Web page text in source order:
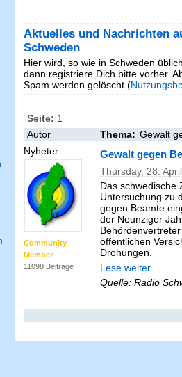
Aktuelles und Nachrichten
Schweden
Hier wird, so wie in Schweden
dann registriere Dich bitte vorher.
Spam werden gelöscht (
Seite: 1
Autor
Thema: Gewalt
Nyheter
Community
Member
11098 Beiträge
Gewalt gegen
Thursday, 28.
Das schwedische
Untersuchung zu
gegen Beamte
der Neunziger
öffentlichen
Drohungen.
Lese weiter ...
Quelle: Radio